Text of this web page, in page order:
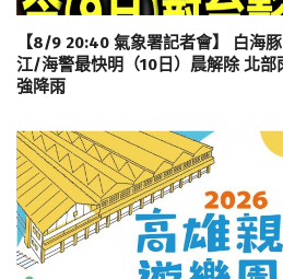
【8/9 20:40 氣象署記者會】 白海
江/海警最快明（10日）晨解除 北部
強降雨